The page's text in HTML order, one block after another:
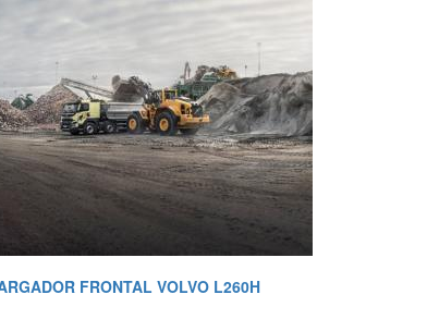
FRONTAL VOLVO L260H